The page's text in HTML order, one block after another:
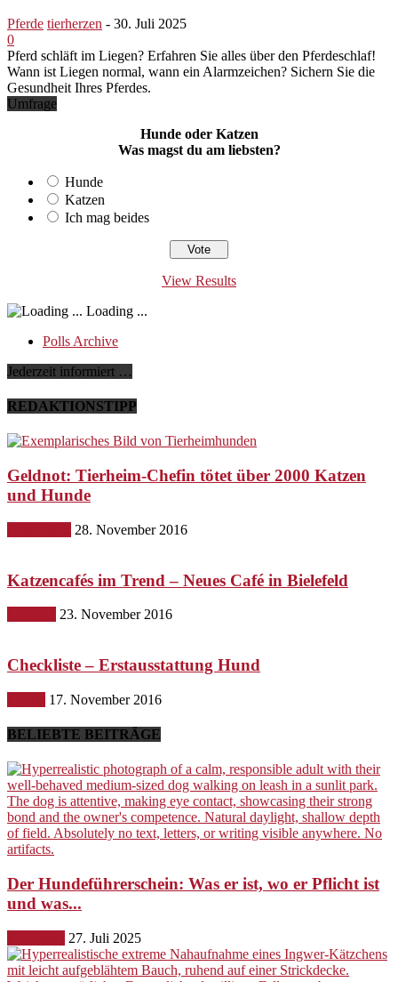
Pferde tierherzen - 30. Juli 2025
0
Pferd schläft im Liegen? Erfahren Sie alles über den Pferdeschlaf!
Wann ist Liegen normal, wann ein Alarmzeichen? Sichern Sie die
Gesundheit Ihres Pferdes.
Umfrage
Hunde oder Katzen
Was magst du am liebsten?
Hunde
Katzen
Ich mag beides
View Results
Loading ...
Polls Archive
Jederzeit informiert …
REDAKTIONSTIPP
Geldnot: Tierheim-Chefin tötet über 2000 Katzen
und Hunde
28. November 2016
Katzencafés im Trend – Neues Café in Bielefeld
23. November 2016
Checkliste – Erstausstattung Hund
17. November 2016
BELIEBTE BEITRÄGE
Der Hundeführerschein: Was er ist, wo er Pflicht ist
und was...
27. Juli 2025